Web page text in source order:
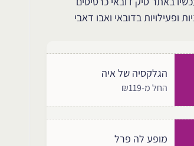
ופעילויות בדובאי ואבו דאבי
הגלקסיה של איה
החל מ-₪119
מופע לה פרל